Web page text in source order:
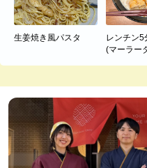
生姜焼き風パスタ
レンチン5
(マーラー